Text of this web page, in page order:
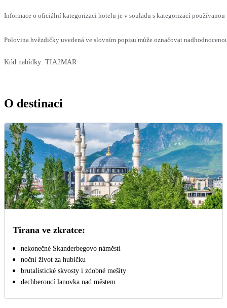
Informace o oficiální kategorizaci hotelu je v souladu s kategorizací
Polovina hvězdičky uvedená ve slovním popisu může označovat
Kód nabídky: TIA2MAR
O destinaci
Tirana ve zkratce:
nekonečné Skanderbegovo náměstí
noční život za hubičku
brutalistické skvosty i zdobné mešity
dechberoucí lanovka nad městem